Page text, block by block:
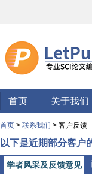
首页 关于我们
首页 > 联系我们 > 客户反馈
以下是近期部分客户
学者风采及反馈意见